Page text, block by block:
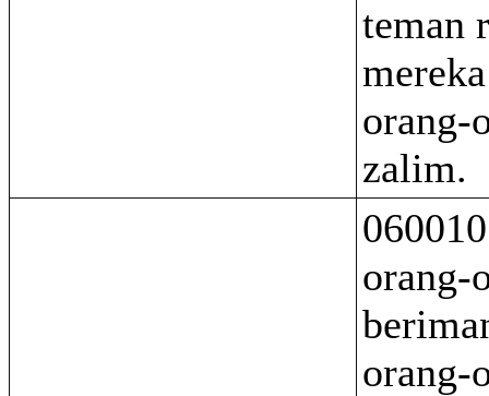
teman
orang-
zalim.
orang-
orang-